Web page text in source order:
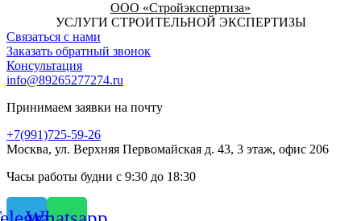
ООО «Стройэкспертиза»
УСЛУГИ СТРОИТЕЛЬНОЙ ЭКСПЕРТИЗЫ
Связаться с нами
Заказать обратный звонок
Консультация
info@89265277274.ru
Принимаем заявки на почту
+7(991)725-59-26
Москва, ул. Верхняя Первомайская д. 43, 3 этаж, офис 206
Часы работы будни с 9:30 до 18:30